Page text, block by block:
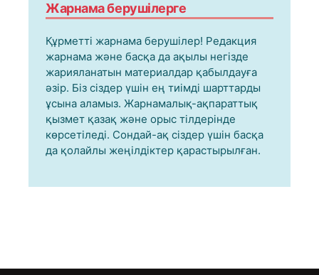
Жарнама берушілерге
Құрметті жарнама берушілер! Редакция
жарнама және басқа да ақылы негізде
жарияланатын материалдар қабылдауға
әзір. Біз сіздер үшін ең тиімді шарттарды
ұсына аламыз. Жарнамалық-ақпараттық
қызмет қазақ және орыс тілдерінде
көрсетіледі. Сондай-ақ сіздер үшін басқа
да қолайлы жеңілдіктер қарастырылған.